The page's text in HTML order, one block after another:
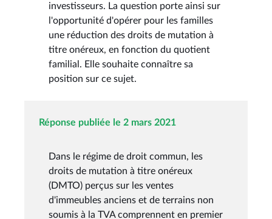
investisseurs. La question porte ainsi sur
l'opportunité d'opérer pour les familles
une réduction des droits de mutation à
titre onéreux, en fonction du quotient
familial. Elle souhaite connaître sa
position sur ce sujet.
Réponse publiée le 2 mars 2021
Dans le régime de droit commun, les
droits de mutation à titre onéreux
(DMTO) perçus sur les ventes
d'immeubles anciens et de terrains non
soumis à la TVA comprennent en premier